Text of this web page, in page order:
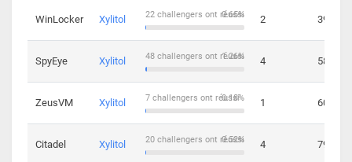
WinLocker Xylitol 0.65%
22 challengers ont réussi 2 39
SpyEye Xylitol 1.26%
48 challengers ont réussi 4 58
ZeusVM Xylitol 0.18%
7 challengers ont réussi 1 60
Citadel Xylitol 0.52%
20 challengers ont réussi 4 79